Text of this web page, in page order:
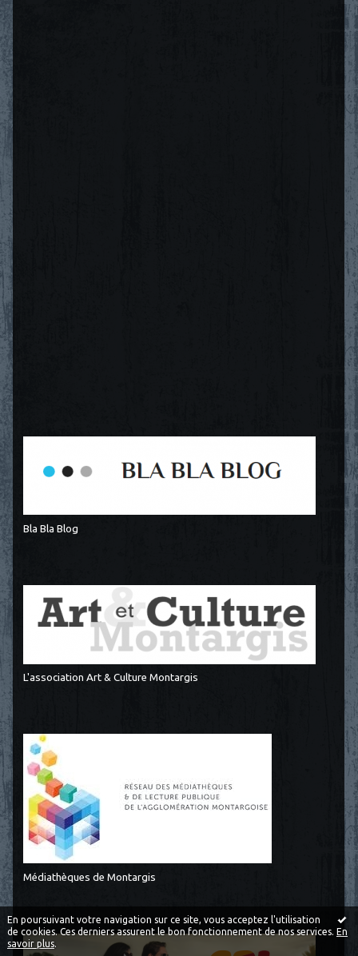
En poursuivant votre navigation sur ce site, vous acceptez l'utilisation
de cookies. Ces derniers assurent le bon fonctionnement de nos services. En
savoir plus.
Bla Bla Blog
L'association Art & Culture Montargis
Médiathèques de Montargis